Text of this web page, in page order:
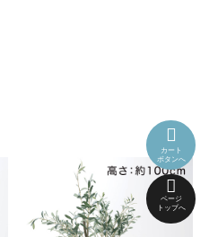
カート
ボタンへ
ページ
トップへ